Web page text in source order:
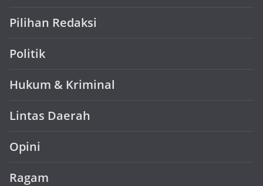
Pilihan Redaksi
Politik
Hukum & Kriminal
Lintas Daerah
Opini
Ragam